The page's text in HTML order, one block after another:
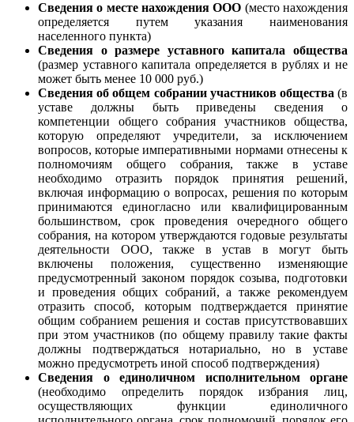
Сведения о месте нахождения ООО (место нахождения
определяется путем указания наименования
населенного пункта)
Сведения о размере уставного капитала общества
(размер уставного капитала определяется в рублях и не
может быть менее 10 000 руб.)
Сведения об общем собрании участников общества(в
уставе должны быть приведены сведения о
компетенции общего собрания участников общества,
которую определяют учредители, за исключением
вопросов, которые императивными нормами отнесены к
полномочиям общего собрания, также в уставе
необходимо отразить порядок принятия решений,
включая информацию о вопросах, решения по которым
принимаются единогласно или квалифицированным
большинством, срок проведения очередного общего
собрания, на котором утверждаются годовые результаты
деятельности ООО, также в устав в могут быть
включены положения, существенно изменяющие
предусмотренный законом порядок созыва, подготовки
и проведения общих собраний, а также рекомендуем
отразить способ, которым подтверждается принятие
общим собранием решения и состав присутствовавших
при этом участников (по общему правилу такие факты
должны подтверждаться нотариально, но в уставе
можно предусмотреть иной способ подтверждения)
Сведения о единоличном исполнительном органе
(необходимо определить порядок избрания лиц,
осуществляющих функции единоличного